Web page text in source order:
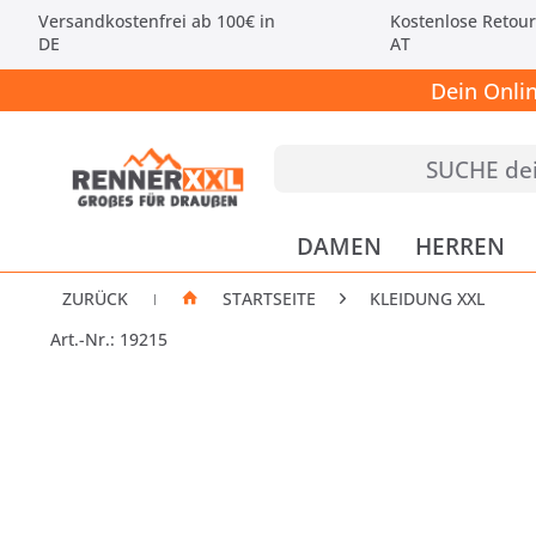
Versandkostenfrei ab 100€ in
DE
Kostenlose
AT
Dein
DAMEN HERREN
ZURÜCK | STARTSEITE
KLEIDUNG XXL
Art.-Nr.: 19215